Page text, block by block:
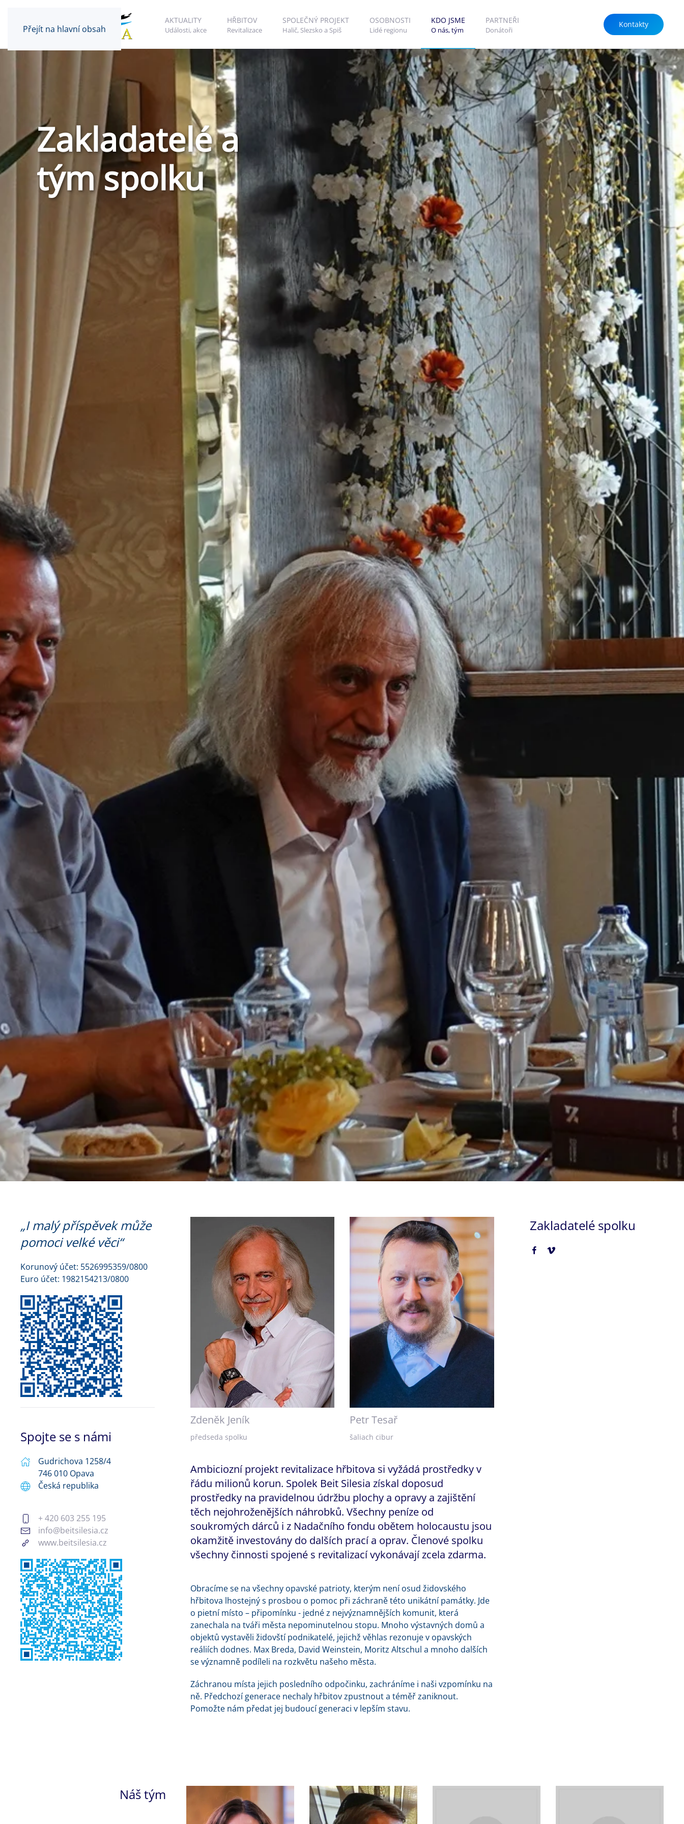
Přejít na hlavní obsah
AKTUALITY
Události, akce
HŘBITOV
Revitalizace
SPOLEČNÝ PROJEKT
Halič, Slezsko a Spiš
OSOBNOSTI
Lidé regionu
KDO JSME
O nás, tým
PARTNEŘI
Donátoři
Kontakty
Zakladatelé a
tým spolku
„I malý příspěvek může
pomoci velké věci“
Korunový účet: 5526995359/0800
Euro účet: 1982154213/0800
Spojte se s námi
Gudrichova 1258/4
746 010 Opava
Česká republika
+ 420 603 255 195
info@beitsilesia.cz
www.beitsilesia.cz
Zdeněk Jeník
předseda spolku
Petr Tesař
šaliach cibur
Ambiciozní projekt revitalizace hřbitova si vyžádá prostředky v
řádu milionů korun. Spolek Beit Silesia získal doposud
prostředky na pravidelnou údržbu plochy a opravy a zajištění
těch nejohroženějších náhrobků. Všechny peníze od
soukromých dárců i z Nadačního fondu obětem holocaustu jsou
okamžitě investovány do dalších prací a oprav. Členové spolku
všechny činnosti spojené s revitalizací vykonávají zcela zdarma.
Obracíme se na všechny opavské patrioty, kterým není osud židovského
hřbitova lhostejný s prosbou o pomoc při záchraně této unikátní památky. Jde
o pietní místo – připomínku - jedné z nejvýznamnějších komunit, která
zanechala na tváři města nepominutelnou stopu. Mnoho výstavných domů a
objektů vystavěli židovští podnikatelé, jejichž věhlas rezonuje v opavských
reáliích dodnes. Max Breda, David Weinstein, Moritz Altschul a mnoho dalších
se významně podíleli na rozkvětu našeho města.
Záchranou místa jejich posledního odpočinku, zachráníme i naši vzpomínku na
ně. Předchozí generace nechaly hřbitov zpustnout a téměř zaniknout.
Pomožte nám předat jej budoucí generaci v lepším stavu.
Zakladatelé spolku
Náš tým